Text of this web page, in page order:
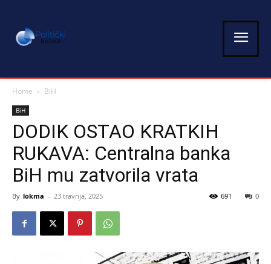
Home BiH
BiH
DODIK OSTAO KRATKIH
RUKAVA: Centralna banka
BiH mu zatvorila vrata
By lokma - 23 travnja, 2025 0
691